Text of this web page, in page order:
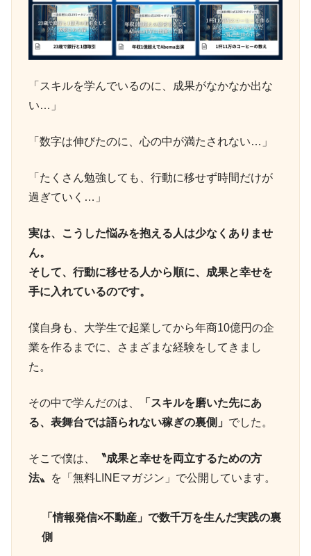
「スキルを学んでいるのに、成果がなかなか出な
い…」
「数字は伸びたのに、心の中が満たされない…」
「たくさん勉強しても、行動に移せず時間だけが
過ぎていく…」
実は、こうした悩みを抱える人は少なくありませ
ん。
そして、行動に移せる人から順に、成果と幸せを
手に入れているのです。
僕自身も、大学生で起業してから年商10億円の企
業を作るまでに、さまざまな経験をしてきまし
た。
その中で学んだのは、
「スキルを磨いた先にあ
る、表舞台では語られない稼ぎの裏側」 でした。
そこで僕は、
〝成果と幸せを両立するための方
法〟
を「無料LINEマガジン」で公開しています。
「情報発信×不動産」で数千万を生んだ実践の裏
側